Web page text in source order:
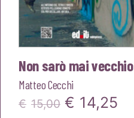
Non sarò mai vecchio
Matteo Cecchi
€ 15,00 Il
€ 14,25